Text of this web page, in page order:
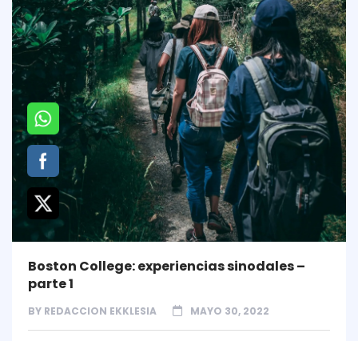
Boston College: experiencias sinodales –
parte 1
BY REDACCION EKKLESIA MAYO 30, 2022